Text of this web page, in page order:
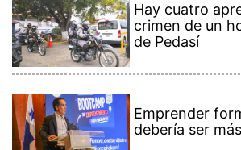
Hay cuatro
crimen de un
de Pedasí
Emprender
debería ser